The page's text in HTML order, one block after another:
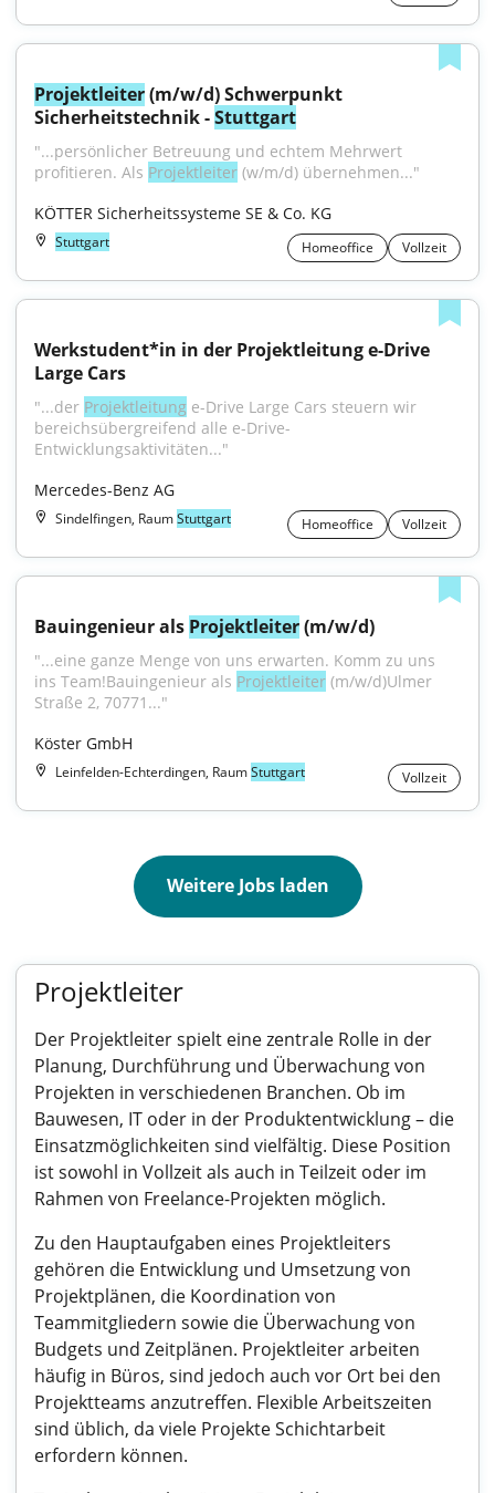
Projektleiter (m/w/d) Schwerpunkt
Sicherheitstechnik - Stuttgart
"...persönlicher Betreuung und echtem Mehrwert
profitieren. Als Projektleiter (w/m/d) übernehmen..."
KÖTTER Sicherheitssysteme SE & Co. KG
Stuttgart Homeoffice Vollzeit
Werkstudent*in in der Projektleitung e-Drive
Large Cars
"...der Projektleitung e-Drive Large Cars steuern wir
bereichsübergreifend alle e-Drive-
Entwicklungsaktivitäten..."
Mercedes-Benz AG
Sindelfingen, RaumStuttgart Homeoffice Vollzeit
Bauingenieur als Projektleiter (m/w/d)
"...eine ganze Menge von uns erwarten. Komm zu uns
ins Team!Bauingenieur als Projektleiter (m/w/d)Ulmer
Straße 2, 70771..."
Köster GmbH
Leinfelden-Echterdingen, RaumStuttgart Vollzeit
Weitere Jobs laden
Projektleiter
Der Projektleiter spielt eine zentrale Rolle in der
Planung, Durchführung und Überwachung von
Projekten in verschiedenen Branchen. Ob im
Bauwesen, IT oder in der Produktentwicklung – die
Einsatzmöglichkeiten sind vielfältig. Diese Position
ist sowohl in Vollzeit als auch in Teilzeit oder im
Rahmen von Freelance-Projekten möglich.
Zu den Hauptaufgaben eines Projektleiters
gehören die Entwicklung und Umsetzung von
Projektplänen, die Koordination von
Teammitgliedern sowie die Überwachung von
Budgets und Zeitplänen. Projektleiter arbeiten
häufig in Büros, sind jedoch auch vor Ort bei den
Projektteams anzutreffen. Flexible Arbeitszeiten
sind üblich, da viele Projekte Schichtarbeit
erfordern können.